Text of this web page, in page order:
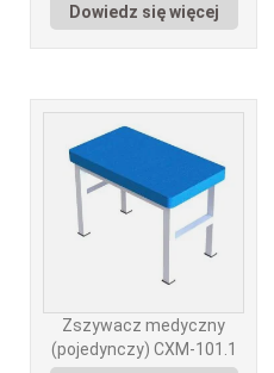
Dowiedz się więcej
Zszywacz medyczny
(pojedynczy) CXM-101.1